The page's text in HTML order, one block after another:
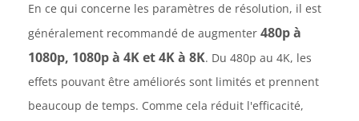
En ce qui concerne les paramètres de résolution, il est
généralement recommandé de augmenter 480p à
1080p, 1080p à 4K et 4K à 8K. Du 480p au 4K, les
effets pouvant être améliorés sont limités et prennent
beaucoup de temps. Comme cela réduit l'efficacité,